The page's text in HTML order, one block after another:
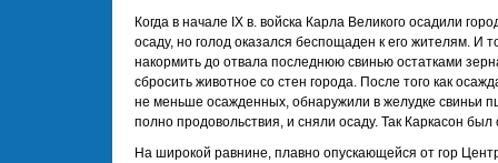
Когда в начале IX в. войска Карла Великого осадили
осаду, но голод оказался беспощаден к его жителям. И
накормить до отвала последнюю свинью остатками
сбросить животное со стен города. После того как
не меньше осажденных, обнаружили в желудке свиньи
полно продовольствия, и сняли осаду. Так Каркасон был
На широкой равнине, плавно опускающейся от гор